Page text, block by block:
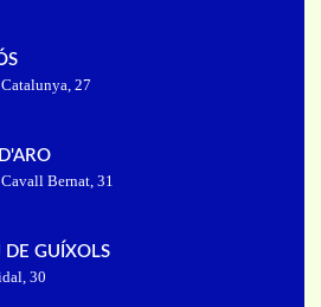
27
Bernat, 31
DE GUÍXOLS
30